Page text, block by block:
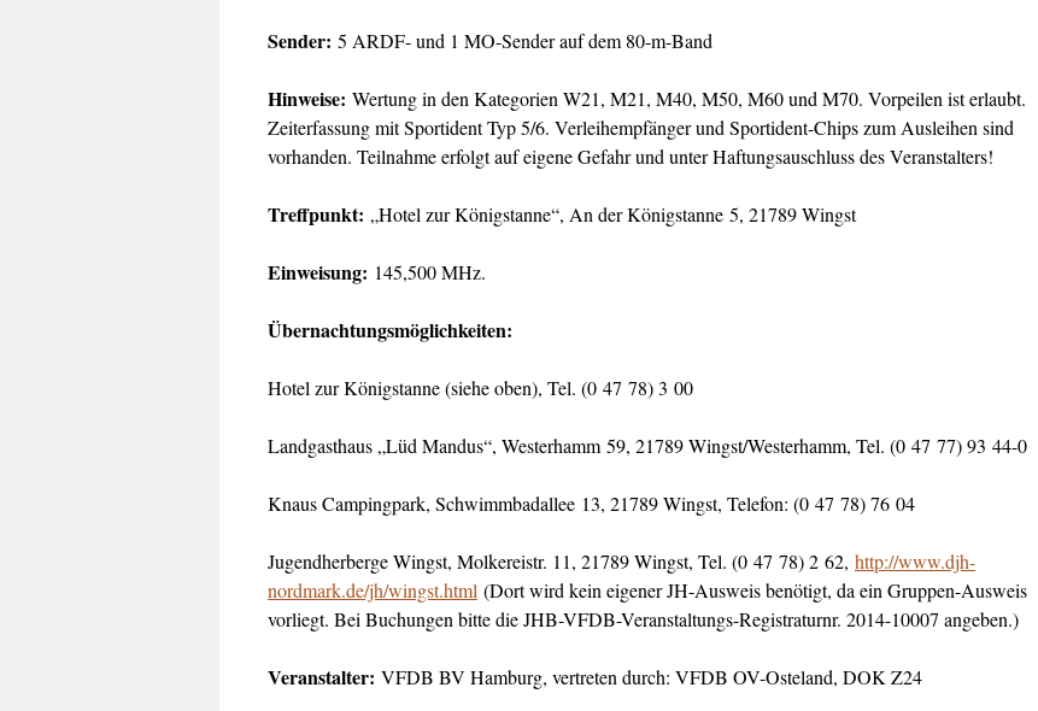
Sender: 5 ARDF- und 1 MO-Sender auf dem 80-m-Band
Hinweise: Wertung in den Kategorien W21, M21, M40, M50, M60 und M70. Vorpeilen ist erlaubt.
Zeiterfassung mit Sportident Typ 5/6. Verleihempfänger und Sportident-Chips zum Ausleihen sind
vorhanden. Teilnahme erfolgt auf eigene Gefahr und unter Haftungsauschluss des Veranstalters!
Treffpunkt: „Hotel zur Königstanne“, An der Königstanne 5, 21789 Wingst
Einweisung: 145,500 MHz.
Übernachtungsmöglichkeiten:
Hotel zur Königstanne (siehe oben), Tel. (0 47 78) 3 00
Landgasthaus „Lüd Mandus“, Westerhamm 59, 21789 Wingst/Westerhamm, Tel. (0 47 77) 93 44-0
Knaus Campingpark, Schwimmbadallee 13, 21789 Wingst, Telefon: (0 47 78) 76 04
Jugendherberge Wingst, Molkereistr. 11, 21789 Wingst, Tel. (0 47 78) 2 62, http://www.djh-
nordmark.de/jh/wingst.html (Dort wird kein eigener JH-Ausweis benötigt, da ein Gruppen-Ausweis
vorliegt. Bei Buchungen bitte die JHB-VFDB-Veranstaltungs-Registraturnr. 2014-10007 angeben.)
Veranstalter: VFDB BV Hamburg, vertreten durch: VFDB OV-Osteland, DOK Z24